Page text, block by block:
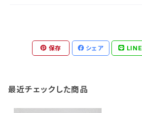
保存 シェア LINE
最近チェックした商品